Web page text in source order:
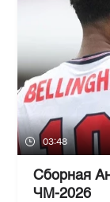
03:48
Сборная
ЧМ-2026